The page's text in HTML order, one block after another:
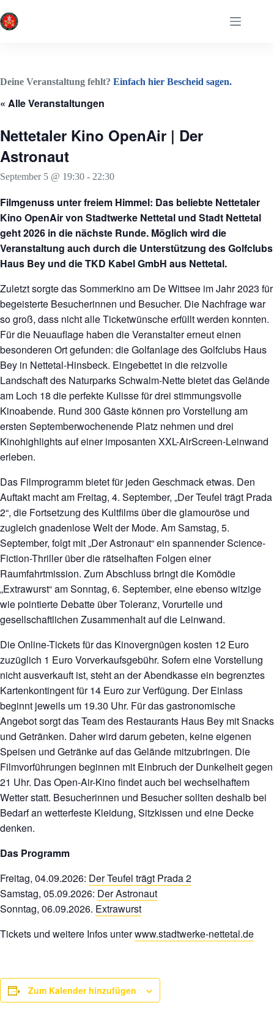
Inhalt
springen
Deine Veranstaltung fehlt? Einfach hier Bescheid sagen.
« Alle Veranstaltungen
Nettetaler Kino OpenAir | Der
Astronaut
September 5 @ 19:30 - 22:30
Filmgenuss unter freiem Himmel: Das beliebte Nettetaler
Kino OpenAir von Stadtwerke Nettetal und Stadt Nettetal
geht 2026 in die nächste Runde. Möglich wird die
Veranstaltung auch durch die Unterstützung des Golfclubs
Haus Bey und die TKD Kabel GmbH aus Nettetal.
Zuletzt sorgte das Sommerkino am De Wittsee im Jahr 2023 für
begeisterte Besucherinnen und Besucher. Die Nachfrage war
so groß, dass nicht alle Ticketwünsche erfüllt werden konnten.
Für die Neuauflage haben die Veranstalter erneut einen
besonderen Ort gefunden: die Golfanlage des Golfclubs Haus
Bey in Nettetal-Hinsbeck. Eingebettet in die reizvolle
Landschaft des Naturparks Schwalm-Nette bietet das Gelände
am Loch 18 die perfekte Kulisse für drei stimmungsvolle
Kinoabende. Rund 300 Gäste können pro Vorstellung am
ersten Septemberwochenende Platz nehmen und drei
Kinohighlights auf einer imposanten XXL-AirScreen-Leinwand
erleben.
Das Filmprogramm bietet für jeden Geschmack etwas. Den
Auftakt macht am Freitag, 4. September, „Der Teufel trägt Prada
2“, die Fortsetzung des Kultfilms über die glamouröse und
zugleich gnadenlose Welt der Mode. Am Samstag, 5.
September, folgt mit „Der Astronaut“ ein spannender Science-
Fiction-Thriller über die rätselhaften Folgen einer
Raumfahrtmission. Zum Abschluss bringt die Komödie
„Extrawurst“ am Sonntag, 6. September, eine ebenso witzige
wie pointierte Debatte über Toleranz, Vorurteile und
gesellschaftlichen Zusammenhalt auf die Leinwand.
Die Online-Tickets für das Kinovergnügen kosten 12 Euro
zuzüglich 1 Euro Vorverkaufsgebühr. Sofern eine Vorstellung
nicht ausverkauft ist, steht an der Abendkasse ein begrenztes
Kartenkontingent für 14 Euro zur Verfügung. Der Einlass
beginnt jeweils um 19.30 Uhr. Für das gastronomische
Angebot sorgt das Team des Restaurants Haus Bey mit Snacks
und Getränken. Daher wird darum gebeten, keine eigenen
Speisen und Getränke auf das Gelände mitzubringen. Die
Filmvorführungen beginnen mit Einbruch der Dunkelheit gegen
21 Uhr. Das Open-Air-Kino findet auch bei wechselhaftem
Wetter statt. Besucherinnen und Besucher sollten deshalb bei
Bedarf an wetterfeste Kleidung, Sitzkissen und eine Decke
denken.
Das Programm
Freitag, 04.09.2026: Der Teufel trägt Prada 2
Samstag, 05.09.2026: Der Astronaut
Sonntag, 06.09.2026. Extrawurst
Tickets und weitere Infos unterwww.stadtwerke-nettetal.de
Zum Kalender hinzufügen